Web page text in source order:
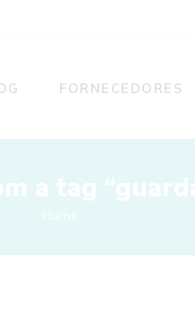
FORNECEDORES
a tag
Home